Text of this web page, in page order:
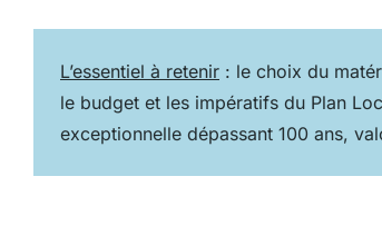
L’essentiel à retenir : le choix du
le budget et les impératifs du Plan
exceptionnelle dépassant 100 ans,